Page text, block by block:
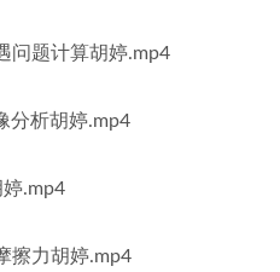
问题计算胡婷.mp4
分析胡婷.mp4
.mp4
擦力胡婷.mp4